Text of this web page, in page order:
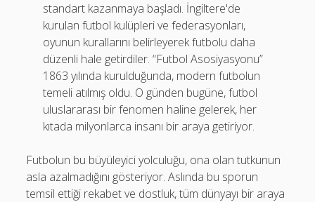
standart kazanmaya başladı. İngiltere'de
kurulan futbol kulüpleri ve federasyonları,
oyunun kurallarını belirleyerek futbolu daha
düzenli hale getirdiler. “Futbol Asosiyasyonu”
1863 yılında kurulduğunda, modern futbolun
temeli atılmış oldu. O günden bugüne, futbol
uluslararası bir fenomen haline gelerek, her
kıtada milyonlarca insanı bir araya getiriyor.
Futbolun bu büyüleyici yolculuğu, ona olan tutkunun
asla azalmadığını gösteriyor. Aslında bu sporun
temsil ettiği rekabet ve dostluk, tüm dünyayı bir araya